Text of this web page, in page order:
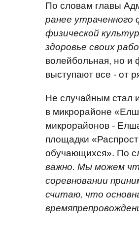
По словам главы
ранее
физической
здоровье своих
волейбольная, но и
выступают все - от
Не случайным стал
в микрорайоне
микрорайонов -
площадки
обучающихся». По
важно. Мы можем
соревновании
считаю, что